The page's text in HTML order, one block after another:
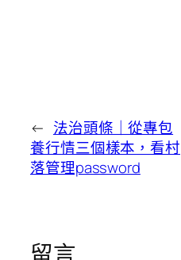
← 法治頭條｜從專包
養行情三個樣本，看村
落管理password